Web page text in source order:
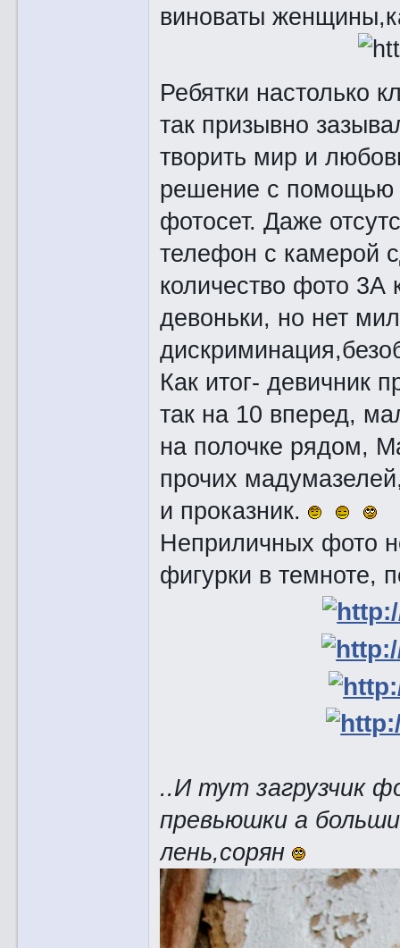
виноваты
Ребятки настолько
так призывно
творить мир и
решение с помощью
фотосет. Даже
телефон с камерой
количество фото 3А
девоньки, но нет
Как итог- девичник
так на 10 вперед,
на полочке рядом,
прочих
и проказник.
Неприличных фото
фигурки в темноте,
..И тут загрузчик
превьюшки а
лень,сорян